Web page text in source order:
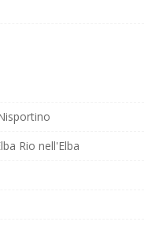
Rio nell'Elba